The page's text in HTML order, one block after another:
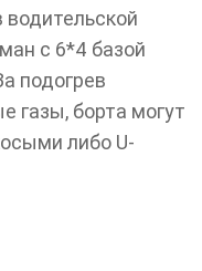
с 6*4 базой
подогрев
газы, борта могут
либо U-